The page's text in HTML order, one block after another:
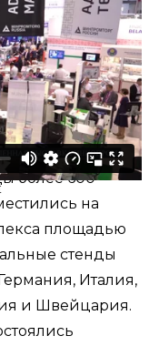
июля в
стало
партнер этого
более 600
на
площадью
стенды
Италия,
и Швейцария.